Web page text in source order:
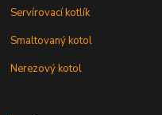
Servírovací kotlík
Smaltovaný kotol
Nerezový kotol